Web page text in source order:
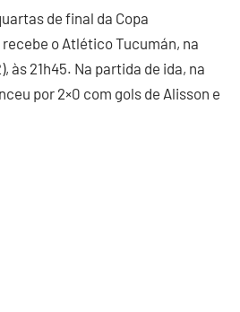
de final da Copa
o Atlético Tucumán, na
às 21h45. Na partida de ida, na
por 2×0 com gols de Alisson e